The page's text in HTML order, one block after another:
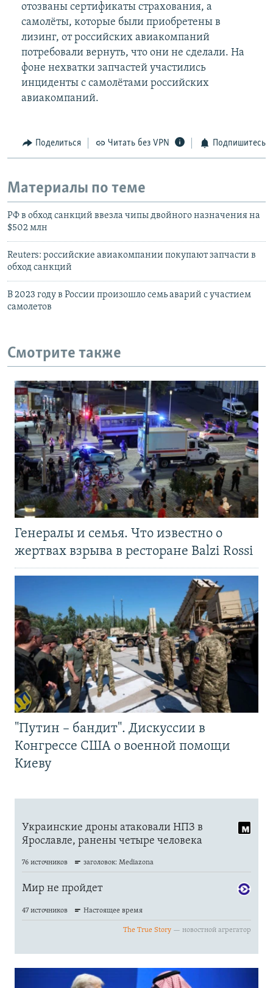
отозваны сертификаты страхования, а
самолёты, которые были приобретены в
лизинг, от российских авиакомпаний
потребовали вернуть, что они не сделали. На
фоне нехватки запчастей участились
инциденты с самолётами российских
авиакомпаний.
Поделиться Читать без VPN Подпишитесь
Материалы по теме
РФ в обход санкций ввезла чипы двойного назначения на
$502 млн
Reuters: российские авиакомпании покупают запчасти в
обход санкций
В 2023 году в России произошло семь аварий с участием
самолетов
Смотрите также
Генералы и семья. Что известно о
жертвах взрыва в ресторане Balzi Rossi
"Путин – бандит". Дискуссии в
Конгрессе США о военной помощи
Киеву